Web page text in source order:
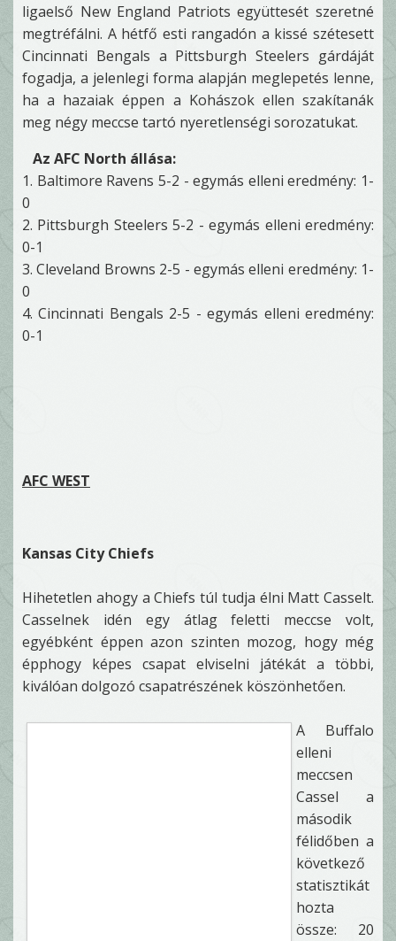
ligaelső New England Patriots együttesét szeretné
megtréfálni. A hétfő esti rangadón a kissé szétesett
Cincinnati Bengals a Pittsburgh Steelers gárdáját
fogadja, a jelenlegi forma alapján meglepetés lenne,
ha a hazaiak éppen a Kohászok ellen szakítanák
meg négy meccse tartó nyeretlenségi sorozatukat.
Az AFC North állása:
1. Baltimore Ravens 5-2 - egymás elleni eredmény: 1-
0
2. Pittsburgh Steelers 5-2 - egymás elleni eredmény:
0-1
3. Cleveland Browns 2-5 - egymás elleni eredmény: 1-
0
4. Cincinnati Bengals 2-5 - egymás elleni eredmény:
0-1
AFC WEST
Kansas City Chiefs
Hihetetlen ahogy a Chiefs túl tudja élni Matt Casselt.
Casselnek idén egy átlag feletti meccse volt,
egyébként éppen azon szinten mozog, hogy még
épphogy képes csapat elviselni játékát a többi,
kiválóan dolgozó csapatrészének köszönhetően.
A Buffalo
elleni
meccsen
Cassel a
második
félidőben a
következő
statisztikát
hozta
össze: 20